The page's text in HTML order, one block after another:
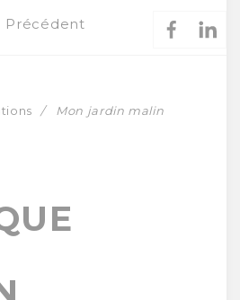
Précédent
Mon jardin malin